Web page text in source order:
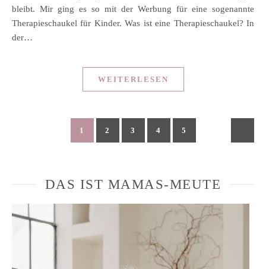
bleibt. Mir ging es so mit der Werbung für eine sogenannte
Therapieschaukel für Kinder. Was ist eine Therapieschaukel? In
der…
WEITERLESEN
1 2 3 4 5
DAS IST MAMAS-MEUTE